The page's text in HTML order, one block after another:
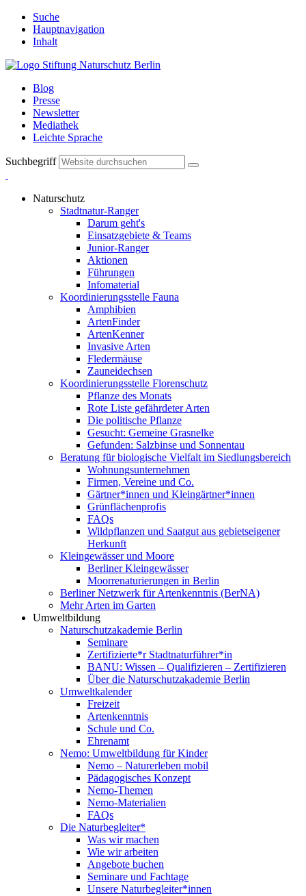
Suche
Hauptnavigation
Inhalt
Blog
Presse
Newsletter
Mediathek
Leichte Sprache
Suchbegriff
Naturschutz
Stadtnatur-Ranger
Darum geht's
Einsatzgebiete & Teams
Junior-Ranger
Aktionen
Führungen
Infomaterial
Koordinierungsstelle Fauna
Amphibien
ArtenFinder
ArtenKenner
Invasive Arten
Fledermäuse
Zauneidechsen
Koordinierungsstelle Florenschutz
Pflanze des Monats
Rote Liste gefährdeter Arten
Die politische Pflanze
Gesucht: Gemeine Grasnelke
Gefunden: Salzbinse und Sonnentau
Beratung für biologische Vielfalt im Siedlungsbereich
Wohnungsunternehmen
Firmen, Vereine und Co.
Gärtner*innen und Kleingärtner*innen
Grünflächenprofis
FAQs
Wildpflanzen und Saatgut aus gebietseigener
Herkunft
Kleingewässer und Moore
Berliner Kleingewässer
Moorrenaturierungen in Berlin
Berliner Netzwerk für Artenkenntnis (BerNA)
Mehr Arten im Garten
Umweltbildung
Naturschutzakademie Berlin
Seminare
Zertifizierte*r Stadtnaturführer*in
BANU: Wissen – Qualifizieren – Zertifizieren
Über die Naturschutzakademie Berlin
Umweltkalender
Freizeit
Artenkenntnis
Schule und Co.
Ehrenamt
Nemo: Umweltbildung für Kinder
Nemo – Naturerleben mobil
Pädagogisches Konzept
Nemo-Themen
Nemo-Materialien
FAQs
Die Naturbegleiter*
Was wir machen
Wie wir arbeiten
Angebote buchen
Seminare und Fachtage
Unsere Naturbegleiter*innen